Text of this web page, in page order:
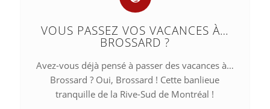
VOUS PASSEZ VOS VACANCES À…
BROSSARD ?
Avez-vous déjà pensé à passer des vacances à…
Brossard ? Oui, Brossard ! Cette banlieue
tranquille de la Rive-Sud de Montréal !